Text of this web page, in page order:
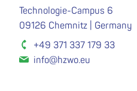
Technologie-Campus 6
09126 Chemnitz | Germany
+49 371 337 179 33
info@hzwo.eu